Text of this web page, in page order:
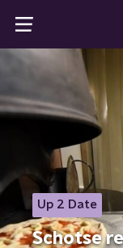
Up 2 Date
Schotse